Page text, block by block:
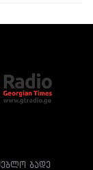
ბადე